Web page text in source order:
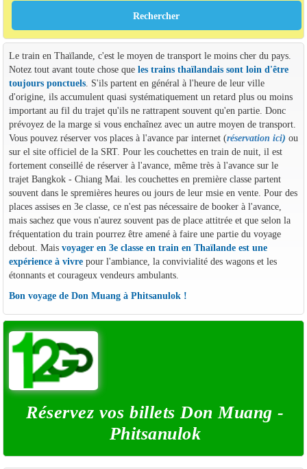
Le train en Thaïlande, c'est le moyen de transport le moins cher du pays.
Notez tout avant toute chose que les trains thaïlandais sont loin d'être
toujours ponctuels. S'ils partent en général à l'heure de leur ville
d'origine, ils accumulent quasi systématiquement un retard plus ou moins
important au fil du trajet qu'ils ne rattrapent souvent qu'en partie. Donc
prévoyez de la marge si vous enchaînez avec un autre moyen de transport.
Vous pouvez réserver vos places à l'avance par internet (réservation ici) ou
sur el site officiel de la SRT. Pour les couchettes en train de nuit, il est
fortement conseillé de réserver à l'avance, même très à l'avance sur le
trajet Bangkok - Chiang Mai. les couchettes en première classe partent
souvent dans le spremières heures ou jours de leur msie en vente. Pour des
places assises en 3e classe, ce n'est pas nécessaire de booker à l'avance,
mais sachez que vous n'aurez souvent pas de place attitrée et que selon la
fréquentation du train pourrez être amené à faire une partie du voyage
debout. Mais voyager en 3e classe en train en Thaïlande est une
expérience à vivrepour l'ambiance, la convivialité des wagons et les
étonnants et courageux vendeurs ambulants.
Bon voyage de Don Muang à Phitsanulok !
Réservez vos billets Don Muang -
Phitsanulok